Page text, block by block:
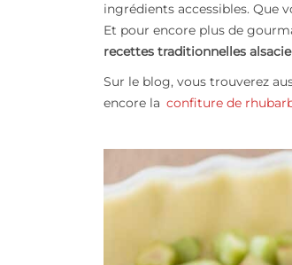
ingrédients accessibles. Que
Et pour encore plus de
recettes traditionnelles
Sur le blog, vous trouverez
encore la confiture de